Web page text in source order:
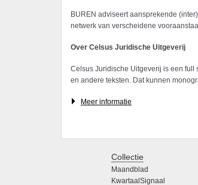
BUREN adviseert aansprekende
netwerk van verscheidene
Over Celsus Juridische Uitgeverij
Celsus Juridische Uitgeverij is een full
en andere teksten. Dat kunnen
Meer informatie
Collectie
Maandblad
KwartaalSignaal